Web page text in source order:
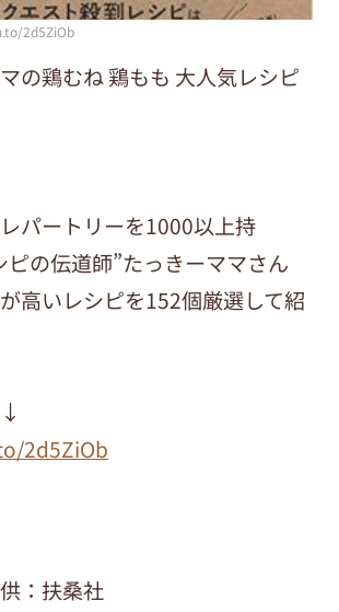
2d5ZiOb
の鶏むね 鶏もも 大人気レシピ
パートリーを1000以上持
ピの伝道師”たっきーママさん
高いレシピを152個厳選して紹
2d5ZiOb
：扶桑社